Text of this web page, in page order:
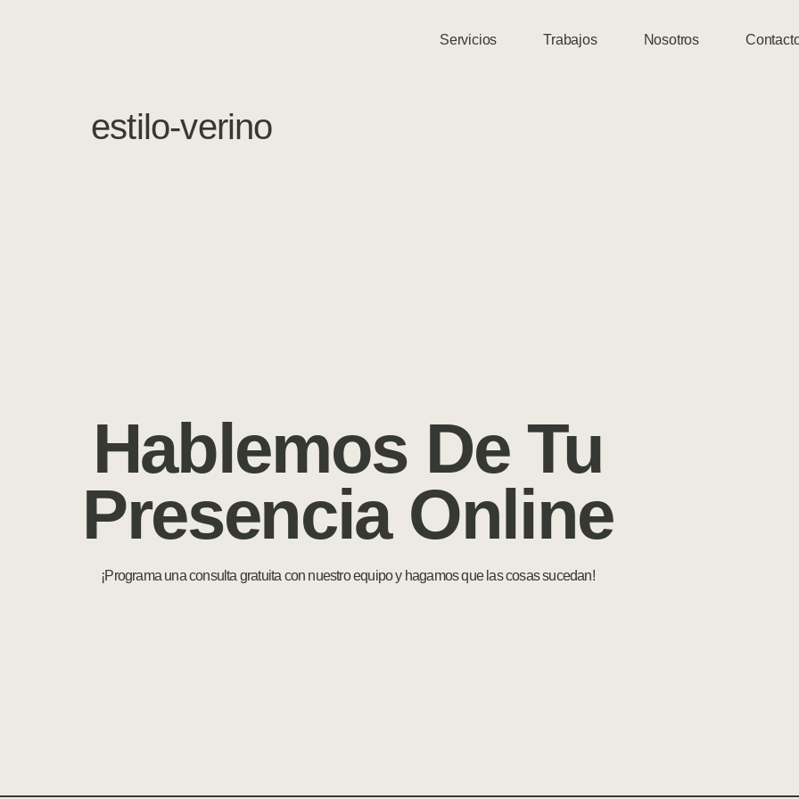
Servicios Trabajos Nosotros
estilo-verino
Hablemos De Tu
Presencia Online
¡Programa una consulta gratuita con nuestro equipo y hagamos que las cosas sucedan!